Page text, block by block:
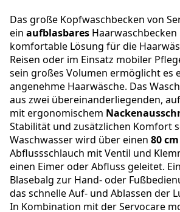
Das große Kopfwaschbecken von
ein aufblasbares
komfortable Lösung für die
Reisen oder im Einsatz mobiler
sein großes Volumen ermöglicht es
angenehme Haarwäsche. Das
aus zwei übereinanderliegenden,
mit ergonomischem
Stabilität und zusätzlichen Komfort
Waschwasser wird über einen 80 cm
Abflussschlauch mit Ventil und
einen Eimer oder Abfluss geleitet.
Blasebalg zur Hand- oder
das schnelle Auf- und Ablassen der
In Kombination mit der Servocare